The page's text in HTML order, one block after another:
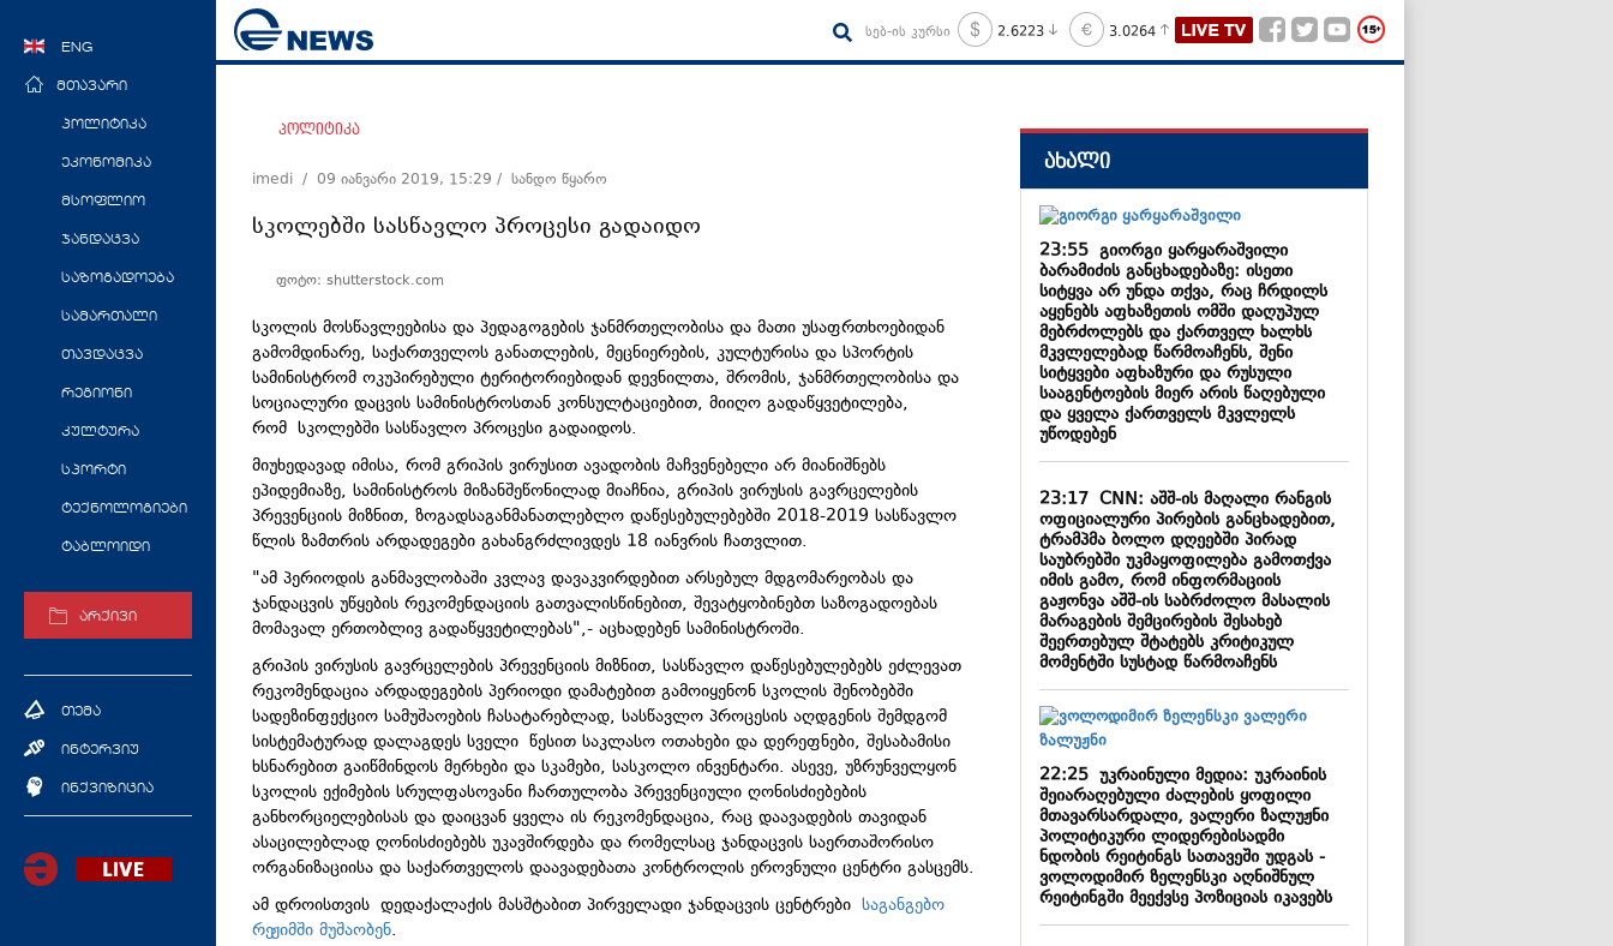
ENG
მთავარი
პოლიტიკა
ეკონომიკა
მსოფლიო
ჯანდაცვა
საზოგადოება
სამართალი
თავდაცვა
რეგიონი
კულტურა
სპორტი
ტექნოლოგიები
ტაბლოიდი
არქივი
თემა
ინტერვიუ
ინქვიზიცია
სებ-ის კურსი 2.6223 3.0264
პოლიტიკა
imedi / 09 იანვარი 2019, 15:29 / სანდო წყარო
სკოლებში სასწავლო პროცესი გადაიდო
ფოტო: shutterstock.com
სკოლის მოსწავლეებისა და პედაგოგების ჯანმრთელობისა და მათი უსაფრთხოებიდან
გამომდინარე, საქართველოს განათლების, მეცნიერების, კულტურისა და სპორტის
სამინისტრომ ოკუპირებული ტერიტორიებიდან დევნილთა, შრომის, ჯანმრთელობისა და
სოციალური დაცვის სამინისტროსთან კონსულტაციებით, მიიღო გადაწყვეტილება,
რომ სკოლებში სასწავლო პროცესი გადაიდოს.
მიუხედავად იმისა, რომ გრიპის ვირუსით ავადობის მაჩვენებელი არ მიანიშნებს
ეპიდემიაზე, სამინისტროს მიზანშეწონილად მიაჩნია, გრიპის ვირუსის გავრცელების
პრევენციის მიზნით, ზოგადსაგანმანათლებლო დაწესებულებებში 2018-2019 სასწავლო
წლის ზამთრის არდადეგები გახანგრძლივდეს 18 იანვრის ჩათვლით.
"ამ პერიოდის განმავლობაში კვლავ დავაკვირდებით არსებულ მდგომარეობას და
ჯანდაცვის უწყების რეკომენდაციის გათვალისწინებით, შევატყობინებთ საზოგადოებას
მომავალ ერთობლივ გადაწყვეტილებას",- აცხადებენ სამინისტროში.
გრიპის ვირუსის გავრცელების პრევენციის მიზნით, სასწავლო დაწესებულებებს ეძლევათ
რეკომენდაცია არდადეგების პერიოდი დამატებით გამოიყენონ სკოლის შენობებში
სადეზინფექციო სამუშაოების ჩასატარებლად, სასწავლო პროცესის აღდგენის შემდგომ
სისტემატურად დალაგდეს სველი წესით საკლასო ოთახები და დერეფნები, შესაბამისი
ხსნარებით გაიწმინდოს მერხები და სკამები, სასკოლო ინვენტარი. ასევე, უზრუნველყონ
სკოლის ექიმების სრულფასოვანი ჩართულობა პრევენციული ღონისძიებების
განხორციელებისას და დაიცვან ყველა ის რეკომენდაცია, რაც დაავადების თავიდან
ასაცილებლად ღონისძიებებს უკავშირდება და რომელსაც ჯანდაცვის საერთაშორისო
ორგანიზაციისა და საქართველოს დაავადებათა კონტროლის ეროვნული ცენტრი გასცემს.
ამ დროისთვის დედაქალაქის მასშტაბით პირველადი ჯანდაცვის ცენტრები საგანგებო
რეჟიმში მუშაობენ.
ახალი
23:55გიორგი ყარყარაშვილი
ბარამიძის განცხადებაზე: ისეთი
სიტყვა არ უნდა თქვა, რაც ჩრდილს
აყენებს აფხაზეთის ომში დაღუპულ
მებრძოლებს და ქართველ ხალხს
მკვლელებად წარმოაჩენს, შენი
სიტყვები აფხაზური და რუსული
სააგენტოების მიერ არის წაღებული
და ყველა ქართველს მკვლელს
უწოდებენ
23:17CNN: აშშ-ის მაღალი რანგის
ოფიციალური პირების განცხადებით,
ტრამპმა ბოლო დღეებში პირად
საუბრებში უკმაყოფილება გამოთქვა
იმის გამო, რომ ინფორმაციის
გაჟონვა აშშ-ის საბრძოლო მასალის
მარაგების შემცირების შესახებ
შეერთებულ შტატებს კრიტიკულ
მომენტში სუსტად წარმოაჩენს
22:25უკრაინული მედია: უკრაინის
შეიარაღებული ძალების ყოფილი
მთავარსარდალი, ვალერი ზალუჟნი
პოლიტიკური ლიდერებისადმი
ნდობის რეიტინგს სათავეში უდგას -
ვოლოდიმირ ზელენსკი აღნიშნულ
რეიტინგში მეექვსე პოზიციას იკავებს